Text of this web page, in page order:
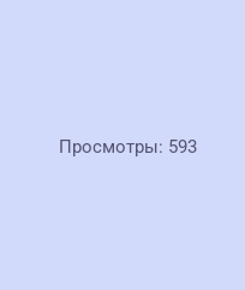
Просмотры: 593